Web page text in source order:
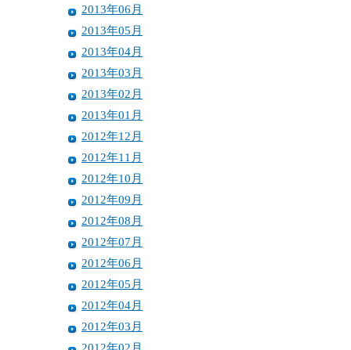
2013年06月
2013年05月
2013年04月
2013年03月
2013年02月
2013年01月
2012年12月
2012年11月
2012年10月
2012年09月
2012年08月
2012年07月
2012年06月
2012年05月
2012年04月
2012年03月
2012年02月